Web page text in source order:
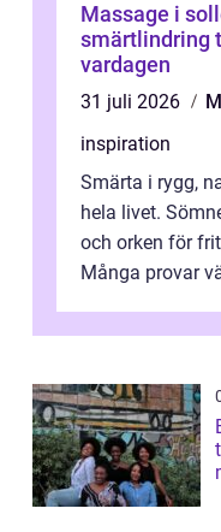
Massage i
smärtlindring
vardagen
31 juli 2026
inspiration
Smärta i rygg,
hela livet.
och orken för
Många provar